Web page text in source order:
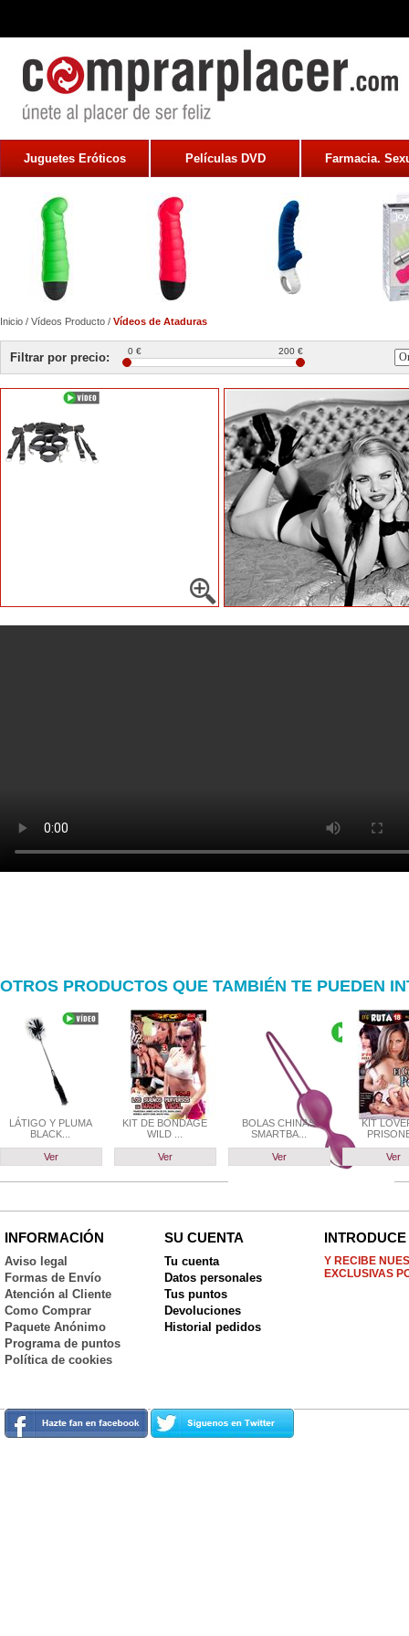
Juguetes Eróticos Películas DVD Farmacia.
Inicio / Vídeos Producto / Vídeos de Ataduras
Filtrar por precio: 0 € 200 €
OTROS PRODUCTOS QUE TAMBIÉN TE PUEDEN
LÁTIGO Y PLUMA
BLACK...
Ver
KIT DE BONDAGE
WILD ...
Ver
BOLAS CHINAS
SMARTBA...
Ver
KIT
Ver
INFORMACIÓN
Aviso legal
Formas de Envío
Atención al Cliente
Como Comprar
Paquete Anónimo
Programa de puntos
Política de cookies
SU CUENTA
Tu cuenta
Datos personales
Tus puntos
Devoluciones
Historial pedidos
Y RECIBE
EXCLUSIVAS